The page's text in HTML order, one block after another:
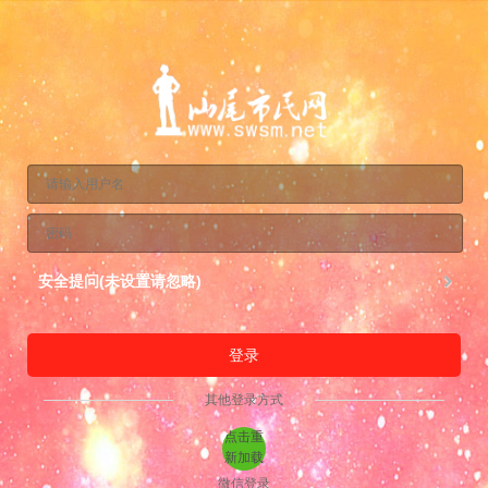
安全提问(未设置请忽略)
登录
其他登录方式
点击重
新加载
微信登录